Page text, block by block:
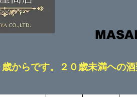
からです。２０歳未満ヘの